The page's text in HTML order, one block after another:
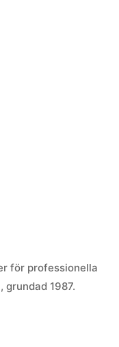
för professionella
grundad 1987.